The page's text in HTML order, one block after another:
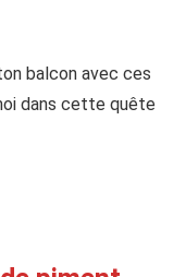
balcon avec ces
dans cette quête